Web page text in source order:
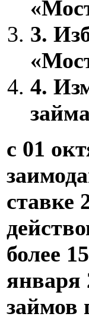
3.
4.
с 01
ставке
более
января
займов